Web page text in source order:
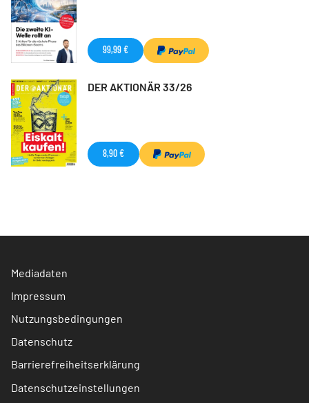
99,99 €
DER AKTIONÄR 33/26
8,90 €
Mediadaten
Impressum
Nutzungsbedingungen
Datenschutz
Barrierefreiheitserklärung
Datenschutzeinstellungen